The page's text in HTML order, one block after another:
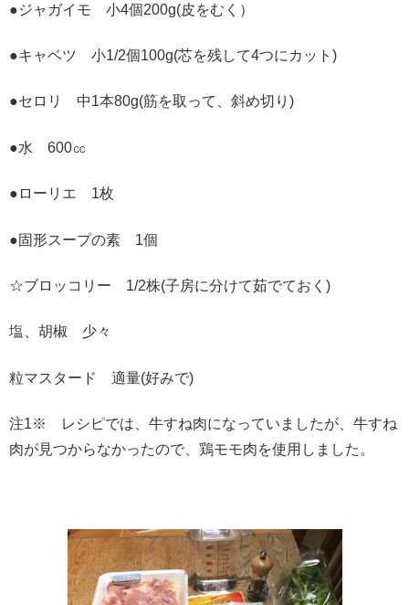
●ジャガイモ 小4個200g(皮をむく）
●キャベツ 小1/2個100g(芯を残して4つにカット)
●セロリ 中1本80g(筋を取って、斜め切り)
●水 600㏄
●ローリエ 1枚
●固形スープの素 1個
☆ブロッコリー 1/2株(子房に分けて茹でておく)
塩、胡椒 少々
粒マスタード 適量(好みで)
注1※ レシピでは、牛すね肉になっていましたが、牛すね
肉が見つからなかったので、鶏モモ肉を使用しました。